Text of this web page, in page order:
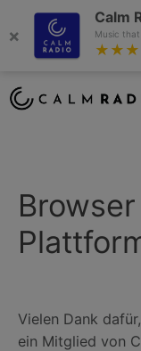
×
Calm
Music
Vielen Dank
ein Mitglied von